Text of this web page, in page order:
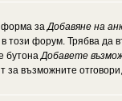
форма заДобавяне на
този форум. Трябва да
бутонаДобавете
възможните